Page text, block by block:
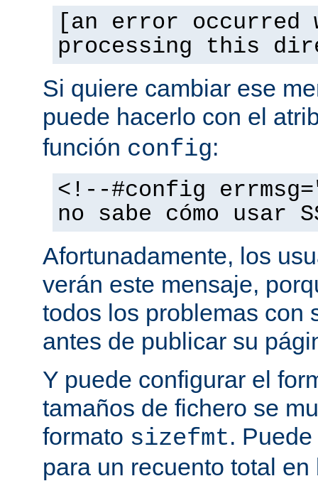
[an error occurred
processing this
Si quiere cambiar ese
puede hacerlo con el
función config:
<!--#config
no sabe cómo usar
Afortunadamente, los
verán este mensaje,
todos los problemas con
antes de publicar su
Y puede configurar el
tamaños de fichero se
formato sizefmt.
para un recuento total